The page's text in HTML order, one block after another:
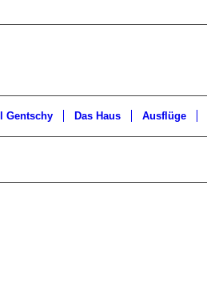
Gentschy Das Haus Ausflüge